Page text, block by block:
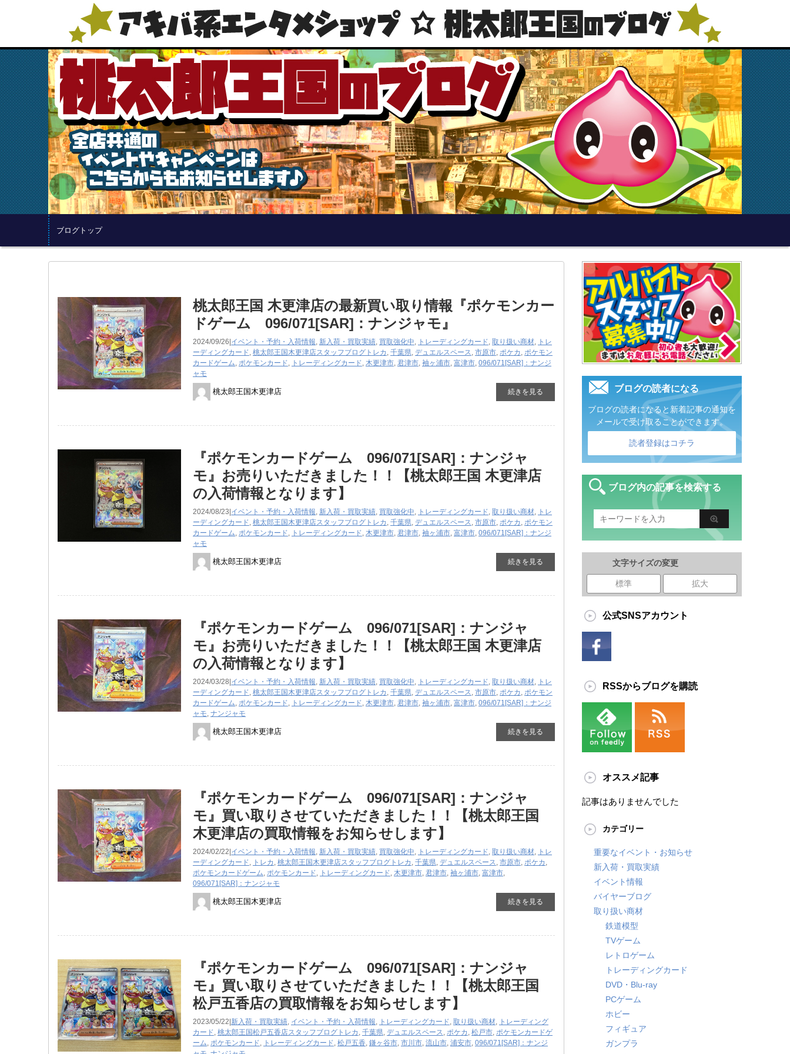
ブログトップ
桃太郎王国 木更津店の最新買い取り情報『ポケモンカー
ドゲーム 096/071[SAR]：ナンジャモ』
2024/09/26| イベント・予約・入荷情報, 新入荷・買取実績, 買取強化中, トレーディングカード, 取り扱い商材, トレ
ーディングカード, 桃太郎王国木更津店スタッフブログ トレカ , 千葉県, デュエルスペース, 市原市, ポケカ , ポケモン
カードゲーム, ポケモンカード, トレーディングカード, 木更津市, 君津市, 袖ヶ浦市, 富津市, 096/071[SAR]：ナンジ
ャモ
桃太郎王国木更津店 続きを見る
『ポケモンカードゲーム 096/071[SAR]：ナンジャ
モ』お売りいただきました！！【桃太郎王国 木更津店
の入荷情報となります】
2024/08/23| イベント・予約・入荷情報, 新入荷・買取実績, 買取強化中, トレーディングカード, 取り扱い商材, トレ
ーディングカード, 桃太郎王国木更津店スタッフブログ トレカ , 千葉県, デュエルスペース, 市原市, ポケカ , ポケモン
カードゲーム, ポケモンカード, トレーディングカード, 木更津市, 君津市, 袖ヶ浦市, 富津市, 096/071[SAR]：ナンジ
ャモ
桃太郎王国木更津店 続きを見る
『ポケモンカードゲーム 096/071[SAR]：ナンジャ
モ』お売りいただきました！！【桃太郎王国 木更津店
の入荷情報となります】
2024/03/28| イベント・予約・入荷情報, 新入荷・買取実績, 買取強化中, トレーディングカード, 取り扱い商材, トレ
ーディングカード, 桃太郎王国木更津店スタッフブログ トレカ , 千葉県, デュエルスペース, 市原市, ポケカ , ポケモン
カードゲーム, ポケモンカード, トレーディングカード, 木更津市, 君津市, 袖ヶ浦市, 富津市, 096/071[SAR]：ナンジ
ャモ, ナンジャモ
桃太郎王国木更津店 続きを見る
『ポケモンカードゲーム 096/071[SAR]：ナンジャ
モ』買い取りさせていただきました！！【桃太郎王国
木更津店の買取情報をお知らせします】
2024/02/22| イベント・予約・入荷情報, 新入荷・買取実績, 買取強化中, トレーディングカード, 取り扱い商材, トレ
ーディングカード, トレカ , 桃太郎王国木更津店スタッフブログ トレカ , 千葉県, デュエルスペース, 市原市, ポケカ ,
ポケモンカードゲーム, ポケモンカード, トレーディングカード, 木更津市, 君津市, 袖ヶ浦市, 富津市,
096/071[SAR]：ナンジャモ
桃太郎王国木更津店 続きを見る
『ポケモンカードゲーム 096/071[SAR]：ナンジャ
モ』買い取りさせていただきました！！【桃太郎王国
松戸五香店の買取情報をお知らせします】
2023/05/22| 新入荷・買取実績, イベント・予約・入荷情報, トレーディングカード, 取り扱い商材, トレーディング
カード, 桃太郎王国松戸五香店スタッフブログ トレカ , 千葉県, デュエルスペース, ポケカ , 松戸市, ポケモンカードゲ
ーム, ポケモンカード, トレーディングカード, 松戸五香, 鎌ヶ谷市, 市川市, 流山市, 浦安市, 096/071[SAR]：ナンジ
ブログの読者になる
ブログの読者になると新着記事の通知を
メールで受け取ることができます。
読者登録はコチラ
ブログ内の記事を検索する
文字サイズの変更
標準 拡大
公式SNSアカウント
RSSからブログを購読
オススメ記事
記事はありませんでした
カテゴリー
重要なイベント・お知らせ
新入荷・買取実績
イベント情報
バイヤーブログ
取り扱い商材
鉄道模型
TVゲーム
レトロゲーム
トレーディングカード
DVD・Blu-ray
PCゲーム
ホビー
フィギュア
ガンプラ